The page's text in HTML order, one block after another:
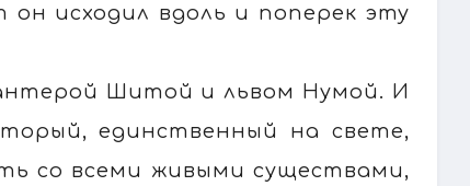
исходил вдоль и поперек эту
Шитой и львом Нумой. И
единственный на свете,
со всеми живыми существами,